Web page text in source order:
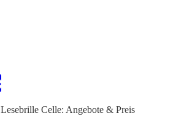
Lesebrille Celle: Angebote & Preis